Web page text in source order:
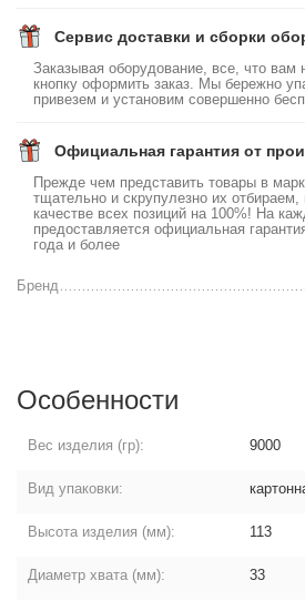
Сервис доставки и сборки
Заказывая оборудование, все, что вам
кнопку оформить заказ. Мы бережно
привезем и установим совершенно
Официальная гарантия от
Прежде чем представить товары в
тщательно и скрупулезно их
качестве всех позиций на 100%! На
предоставляется официальная
года и более
Бренд
Особенности
Вес изделия (гр): 9000
Вид упаковки:
Высота изделия (мм): 113
Диаметр хвата (мм): 33